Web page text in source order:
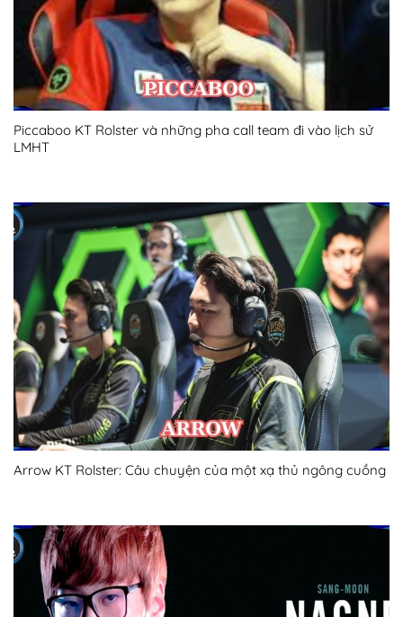
Piccaboo KT Rolster và những pha call team đi vào lịch sử
LMHT
Arrow KT Rolster: Câu chuyện của một xạ thủ ngông cuồng